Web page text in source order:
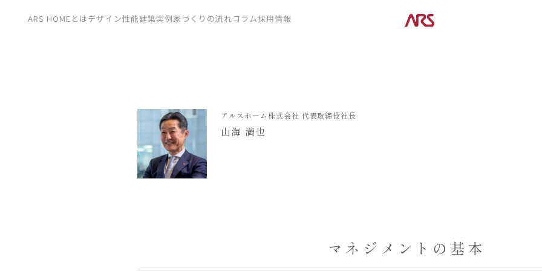
ARS HOMEとはデザイン性能建築実例家づくりの流れコラム採用情報
展示場
アルスホーム株式会社 代表取締役社長
山海 満也
マネジメントの基本